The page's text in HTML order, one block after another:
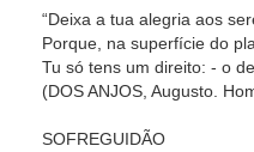
“Deixa a tua alegria aos
Porque, na superfície do
Tu só tens um direito: - o
(DOS ANJOS, Augusto.
SOFREGUIDÃO